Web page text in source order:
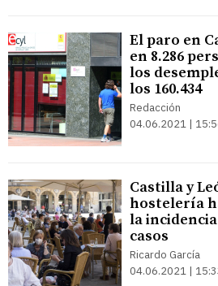
El paro en
en 8.286
los
los 160.434
Redacción
04.06.2021 |
Castilla y
hostelería
la
casos
Ricardo García
04.06.2021 |